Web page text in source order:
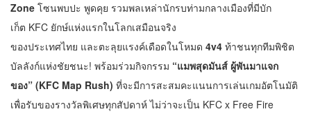
Zone โซนพบปะ พูดคุย รวมพลเหล่านักรบท่ามกลางเมืองที่มีบัก
เก็ต KFC ยักษ์แห่งแรกในโลกเสมือนจริง
ของประเทศไทย และตะลุยแรงค์เดือดในโหมด 4v4 ท้าชนทุกทีมพิชิต
บัลลังก์แห่งชัยชนะ! พร้อมร่วมกิจกรรม “แมพสุดมันส์ ผู้พันมาแจก
ของ” (KFC Map Rush) ที่จะมีการสะสมคะแนนการเล่นเกมอัตโนมัติ
เพื่อรับของรางวัลพิเศษทุกสัปดาห์ ไม่ว่าจะเป็น KFC x Free Fire